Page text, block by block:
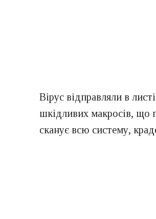
Вірус відправляли в
шкідливих макросів, що
сканує всю систему,